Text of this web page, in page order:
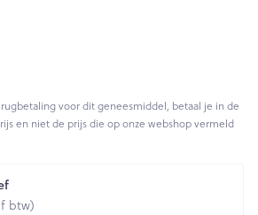
voor dit geneesmiddel, betaal je in de
en niet de prijs die op onze webshop vermeld
btw)